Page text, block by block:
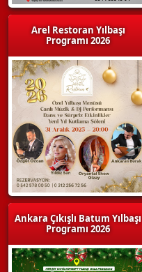
Arel Restoran Yılbaşı
Programı 2026
Ankara Çıkışlı Batum Yılbaşı
Programı 2026